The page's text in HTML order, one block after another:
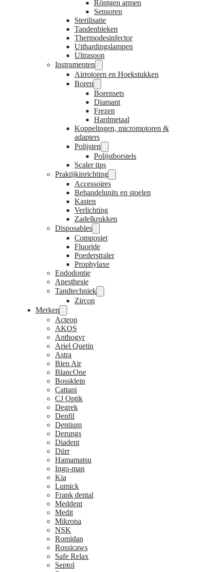
Röntgen armen
Sensoren
Sterilisatie
Tandenbleken
Thermodesinfector
Uithardingslampen
Ultrasoon
Instrumenten
Airrotoren en Hoekstukken
Boren
Borensets
Diamant
Frezen
Hardmetaal
Koppelingen, micromotoren &
adapters
Polijsten
Polijstborstels
Scaler tips
Praktijkinrichting
Accessoires
Behandelunits en stoelen
Kasten
Verlichting
Zadelkrukken
Disposables
Composiet
Fluoride
Poederstraler
Prophylaxe
Endodontie
Anesthesie
Tandtechniek
Zircon
Merken
Acteon
AKOS
Anthogyr
Ariel Quetin
Astra
Bien Air
BlancOne
Bossklein
Cattani
CJ Optik
Degrek
Denfil
Dentium
Derungs
Diadent
Dürr
Hamamatsu
Ingo-man
Kia
Lumick
Frank dental
Meddent
Medit
Mikrona
NSK
Romidan
Rossicaws
Safe Relax
Septol